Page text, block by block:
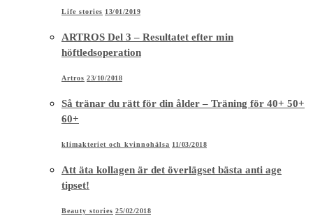
Life stories 13/01/2019
ARTROS Del 3 – Resultatet efter min
höftledsoperation
Artros 23/10/2018
Så tränar du rätt för din ålder – Träning för 40+ 50+
60+
klimakteriet och kvinnohälsa 11/03/2018
Att äta kollagen är det överlägset bästa anti age
tipset!
Beauty stories 25/02/2018